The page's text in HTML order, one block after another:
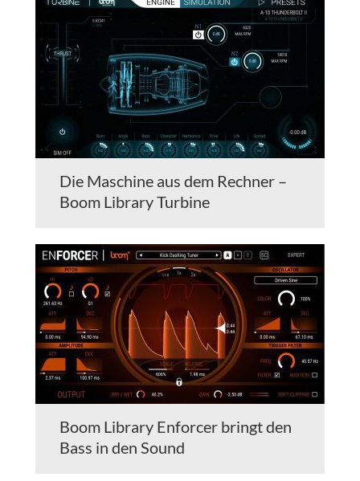
Die Maschine aus dem Rechner –
Boom Library Turbine
Boom Library Enforcer bringt den
Bass in den Sound